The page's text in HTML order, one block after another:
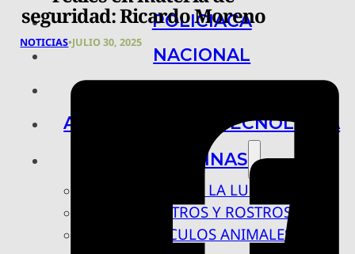
POLICIACA
NACIONAL
ARTE, CIENCIA Y TECNOLOGÍA
COLUMNAS
BAJO LA LUPA
RASTROS Y ROSTROS
VÍNCULOS ANIMALES
seguridad: Ricardo Moreno
NOTICIAS•JULIO 30, 2025